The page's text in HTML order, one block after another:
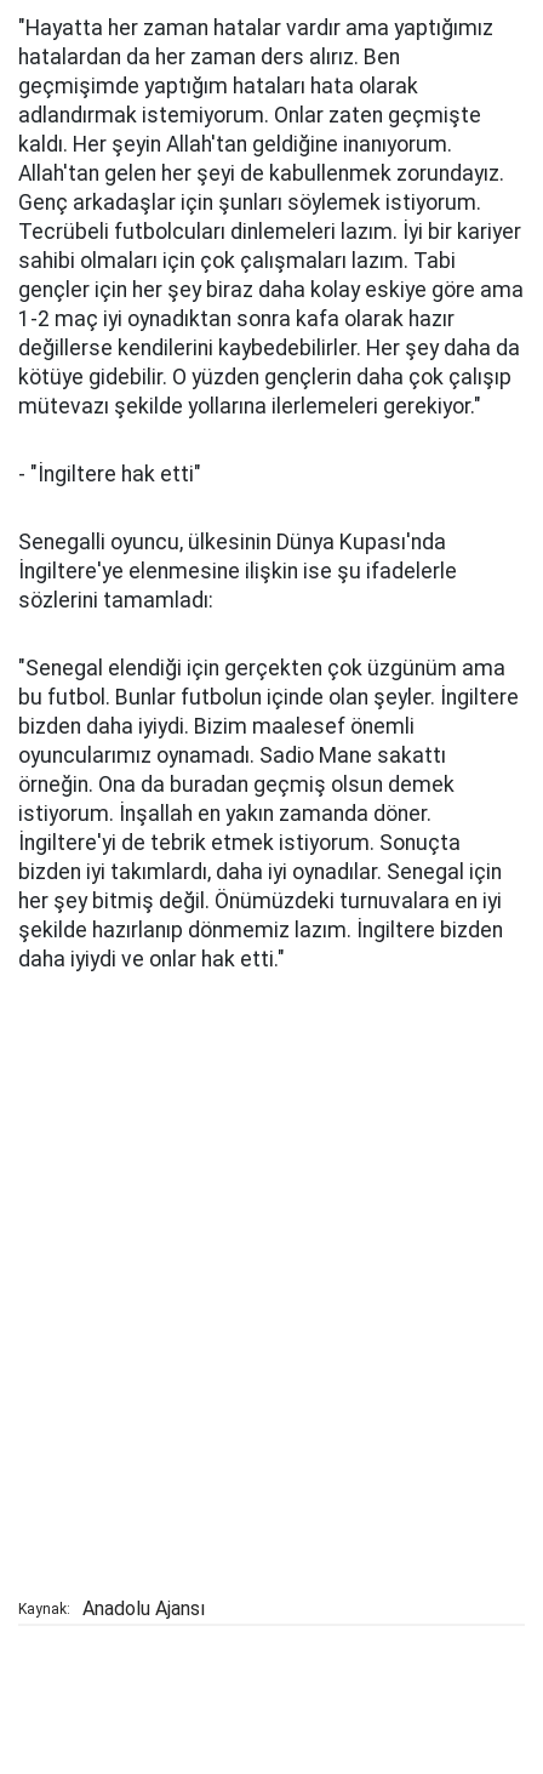
"Hayatta her zaman hatalar vardır ama yaptığımız
hatalardan da her zaman ders alırız. Ben
geçmişimde yaptığım hataları hata olarak
adlandırmak istemiyorum. Onlar zaten geçmişte
kaldı. Her şeyin Allah'tan geldiğine inanıyorum.
Allah'tan gelen her şeyi de kabullenmek zorundayız.
Genç arkadaşlar için şunları söylemek istiyorum.
Tecrübeli futbolcuları dinlemeleri lazım. İyi bir kariyer
sahibi olmaları için çok çalışmaları lazım. Tabi
gençler için her şey biraz daha kolay eskiye göre ama
1-2 maç iyi oynadıktan sonra kafa olarak hazır
değillerse kendilerini kaybedebilirler. Her şey daha da
kötüye gidebilir. O yüzden gençlerin daha çok çalışıp
mütevazı şekilde yollarına ilerlemeleri gerekiyor."
- "İngiltere hak etti"
Senegalli oyuncu, ülkesinin Dünya Kupası'nda
İngiltere'ye elenmesine ilişkin ise şu ifadelerle
sözlerini tamamladı:
"Senegal elendiği için gerçekten çok üzgünüm ama
bu futbol. Bunlar futbolun içinde olan şeyler. İngiltere
bizden daha iyiydi. Bizim maalesef önemli
oyuncularımız oynamadı. Sadio Mane sakattı
örneğin. Ona da buradan geçmiş olsun demek
istiyorum. İnşallah en yakın zamanda döner.
İngiltere'yi de tebrik etmek istiyorum. Sonuçta
bizden iyi takımlardı, daha iyi oynadılar. Senegal için
her şey bitmiş değil. Önümüzdeki turnuvalara en iyi
şekilde hazırlanıp dönmemiz lazım. İngiltere bizden
daha iyiydi ve onlar hak etti."
Kaynak: Anadolu Ajansı